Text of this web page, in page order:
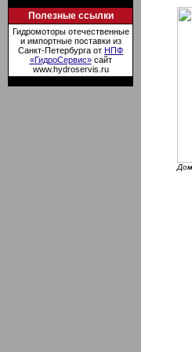
Полезные ссылки
Гидромоторы отечественные
и импортные поставки из
Санкт-Петербурга от НПФ
«ГидроСервис»сайт
www.hydroservis.ru